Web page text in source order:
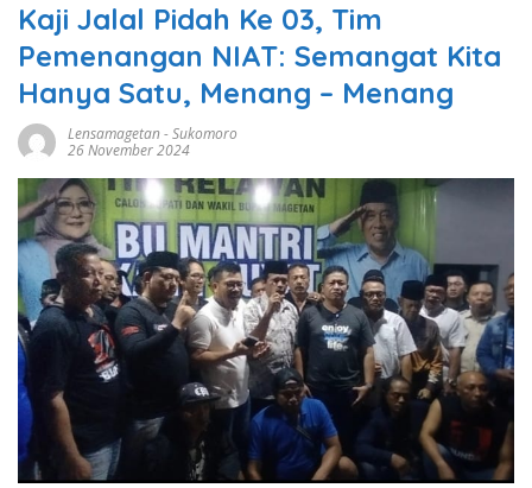
Kaji Jalal Pidah Ke 03, Tim
Pemenangan NIAT: Semangat Kita
Hanya Satu, Menang – Menang
Lensamagetan-Sukomoro
26 November 2024